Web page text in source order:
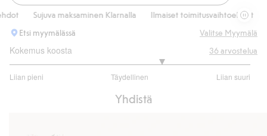
Sujuva maksaminen Klarnalla Ilmaiset toimitusvaihtoehdot
Etsi myymälässä
Valitse Myymälä
Kokemus koosta
Liian pieni Täydellinen Liian suuri
/
36 arvostelua
Yhdistä